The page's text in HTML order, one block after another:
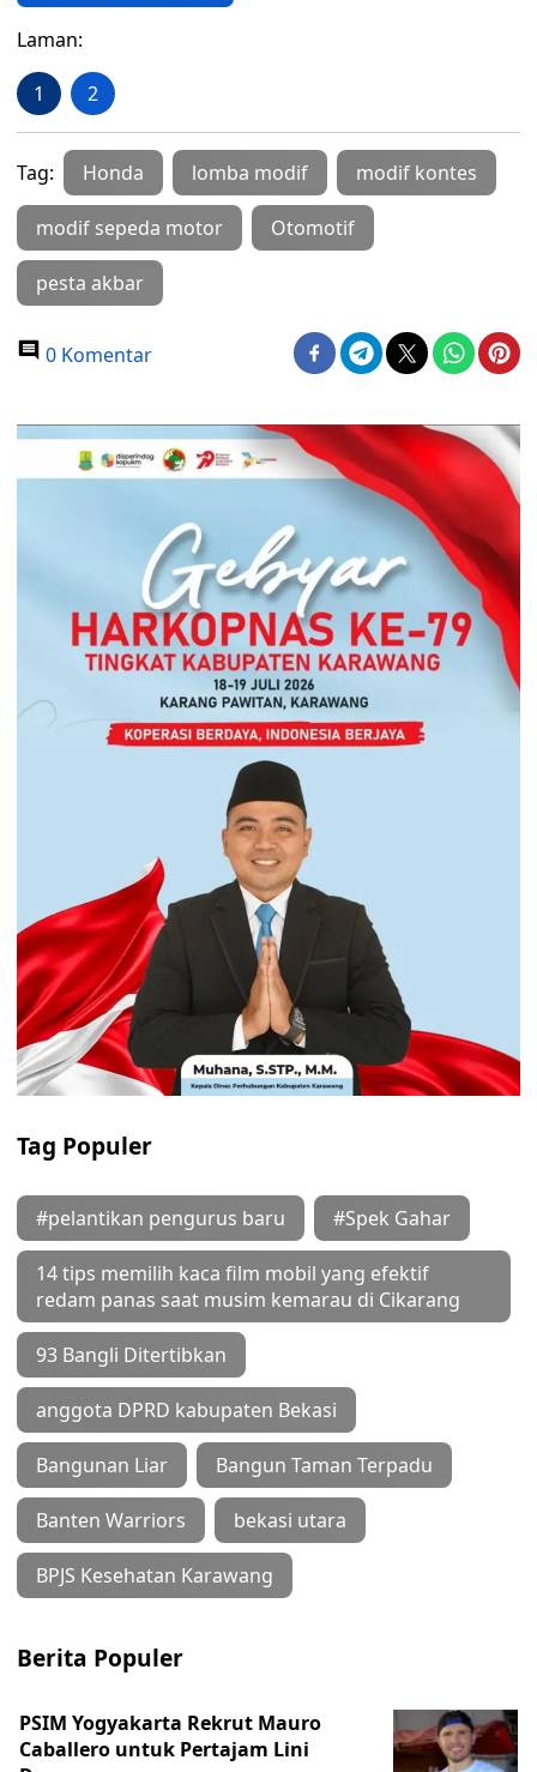
Laman:
1 2
Tag: Honda lomba modif modif kontes
modif sepeda motor Otomotif
pesta akbar
0 Komentar
Tag Populer
#pelantikan pengurus baru #Spek Gahar
14 tips memilih kaca film mobil yang efektif
redam panas saat musim kemarau di Cikarang
93 Bangli Ditertibkan
anggota DPRD kabupaten Bekasi
Bangunan Liar Bangun Taman Terpadu
Banten Warriors bekasi utara
BPJS Kesehatan Karawang
Berita Populer
PSIM Yogyakarta Rekrut Mauro
Caballero untuk Pertajam Lini